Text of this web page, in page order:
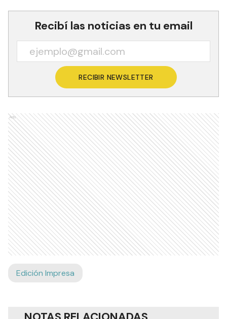
esa historia con esto de los 60 años del Himno”.
Recibí las noticias en tu email
RECIBIR NEWSLETTER
Ads
Edición Impresa